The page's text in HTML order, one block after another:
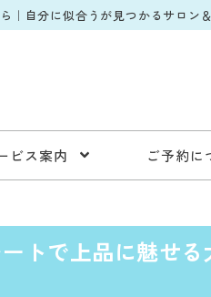
自分に似合うが見つかるサロン
ビス案内 ご予約に
トで上品に魅せる